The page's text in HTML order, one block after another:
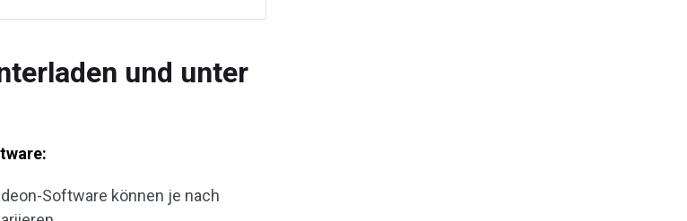
und unter
Software können je nach